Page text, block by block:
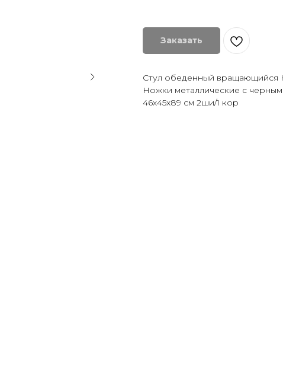
Заказать
Стул обеденный вращающийся
Ножки металлические с
46х45х89 см 2ши/1 кор